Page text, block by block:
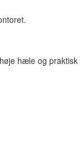
hæle og